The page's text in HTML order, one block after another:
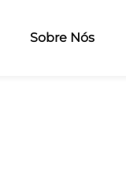
Sobre Nós